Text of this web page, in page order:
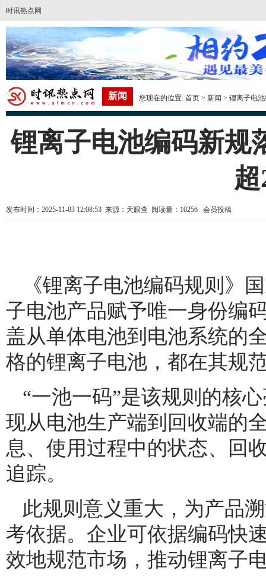
时讯热点网
新闻 您现在的位置: 首页> 新闻 > 锂离子电
锂离子电池编码新规
发布时间：2025-11-03 12:08:53 来源：天眼查 阅读量：10256 会员投稿
《锂离子电池编码规则》
子电池产品赋予唯一身份编
盖从单体电池到电池系统的
格的锂离子电池，都在其规
“一池一码”是该规则的核
现从电池生产端到回收端的
息、使用过程中的状态、回
追踪。
此规则意义重大，为产品
考依据。企业可依据编码快
效地规范市场，推动锂离子